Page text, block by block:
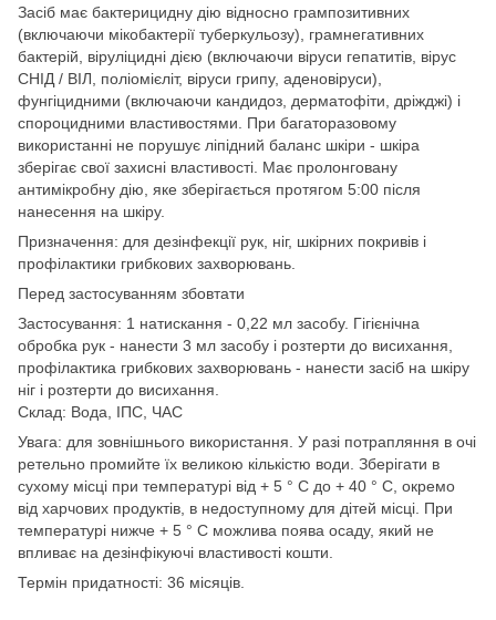
Засіб має бактерицидну дію відносно грампозитивних
(включаючи мікобактерії туберкульозу), грамнегативних
бактерій, віруліцидні дією (включаючи віруси гепатитів, вірус
СНІД / ВІЛ, поліомієліт, віруси грипу, аденовіруси),
фунгіцидними (включаючи кандидоз, дерматофіти, дріжджі) і
спороцидними властивостями. При багаторазовому
використанні не порушує ліпідний баланс шкіри - шкіра
зберігає свої захисні властивості. Має пролонговану
антимікробну дію, яке зберігається протягом 5:00 після
нанесення на шкіру.
Призначення: для дезінфекції рук, ніг, шкірних покривів і
профілактики грибкових захворювань.
Перед застосуванням збовтати
Застосування: 1 натискання - 0,22 мл засобу. Гігієнічна
обробка рук - нанести 3 мл засобу і розтерти до висихання,
профілактика грибкових захворювань - нанести засіб на шкіру
ніг і розтерти до висихання.
Склад: Вода, ІПС, ЧАС
Увага: для зовнішнього використання. У разі потрапляння в очі
ретельно промийте їх великою кількістю води. Зберігати в
сухому місці при температурі від + 5 ° С до + 40 ° С, окремо
від харчових продуктів, в недоступному для дітей місці. При
температурі нижче + 5 ° С можлива поява осаду, який не
впливає на дезінфікуючі властивості кошти.
Термін придатності: 36 місяців.